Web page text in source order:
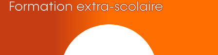
Formation extra-scolaire